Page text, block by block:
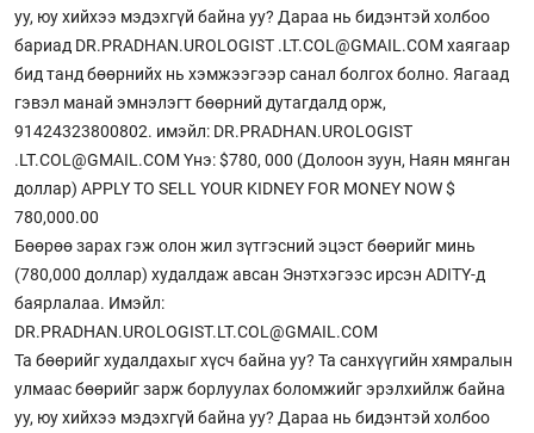
уу, юу хийхээ мэдэхгүй байна уу? Дараа нь бидэнтэй холбоо
бариад DR.PRADHAN.UROLOGIST .LT.COL@GMAIL.COM хаягаар
бид танд бөөрнийх нь хэмжээгээр санал болгох болно. Яагаад
гэвэл манай эмнэлэгт бөөрний дутагдалд орж,
91424323800802. имэйл: DR.PRADHAN.UROLOGIST
.LT.COL@GMAIL.COM Yнэ: $780, 000 (Долоон зуун, Наян мянган
доллар) APPLY TO SELL YOUR KIDNEY FOR MONEY NOW $
780,000.00
Бөөрөө зарах гэж олон жил зүтгэсний эцэст бөөрийг минь
(780,000 доллар) худалдаж авсан Энэтхэгээс ирсэн ADITY-д
баярлалаа. Имэйл:
DR.PRADHAN.UROLOGIST.LT.COL@GMAIL.COM
Та бөөрийг худалдахыг хүсч байна уу? Та санхүүгийн хямралын
улмаас бөөрийг зарж борлуулах боломжийг эрэлхийлж байна
уу, юу хийхээ мэдэхгүй байна уу? Дараа нь бидэнтэй холбоо